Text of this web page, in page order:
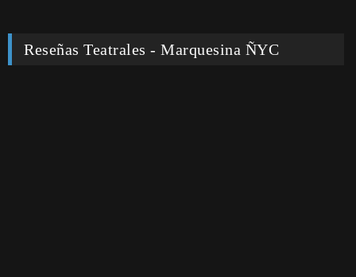
Reseñas Teatrales - Marquesina ÑYC